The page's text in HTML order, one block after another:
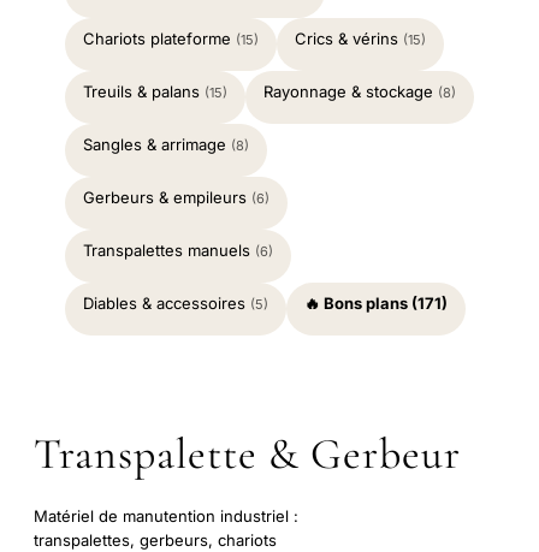
Chariots plateforme (15) Crics & vérins (15)
Treuils & palans (15) Rayonnage & stockage (8)
Sangles & arrimage (8)
Gerbeurs & empileurs (6)
Transpalettes manuels (6)
Diables & accessoires (5) 🔥 Bons plans (171)
Transpalette & Gerbeur
Matériel de manutention industriel :
transpalettes, gerbeurs, chariots